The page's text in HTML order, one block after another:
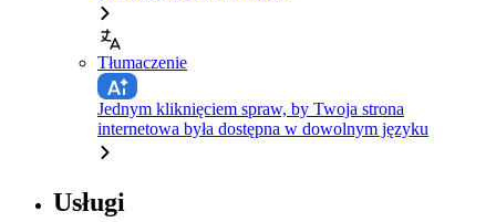
Tłumaczenie
Jednym kliknięciem spraw, by Twoja strona
internetowa była dostępna w dowolnym języku
Usługi